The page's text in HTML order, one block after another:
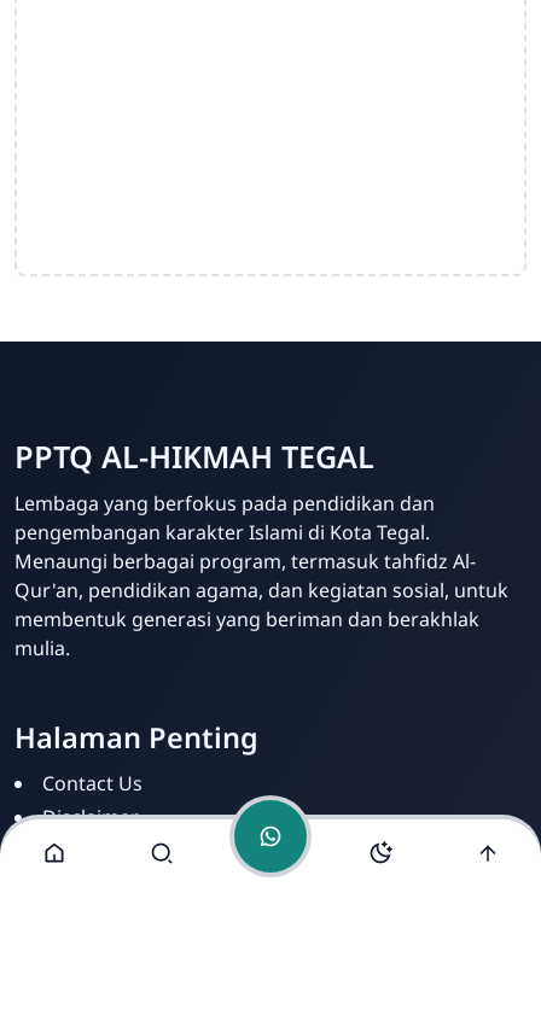
Admin
Online
PPTQ AL-HIKMAH TEGAL
Lembaga yang berfokus pada pendidikan dan
pengembangan karakter Islami di Kota Tegal.
Menaungi berbagai program, termasuk tahfidz Al-
Qur'an, pendidikan agama, dan kegiatan sosial, untuk
membentuk generasi yang beriman dan berakhlak
mulia.
Halaman Penting
Contact Us
Disclaimer
Privacy Policy